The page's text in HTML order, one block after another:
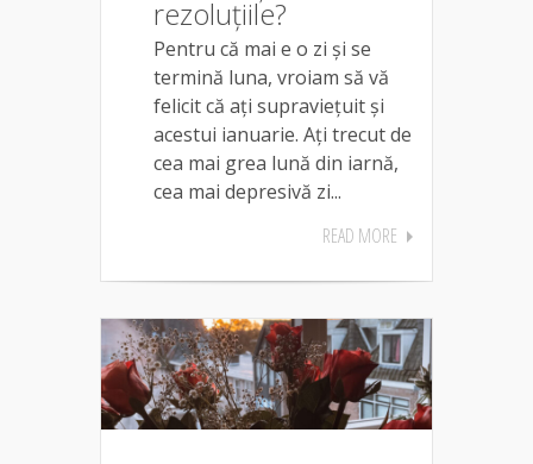
rezoluțiile?
Pentru că mai e o zi și se
termină luna, vroiam să vă
felicit că ați supraviețuit și
acestui ianuarie. Ați trecut de
cea mai grea lună din iarnă,
cea mai depresivă zi...
READ MORE